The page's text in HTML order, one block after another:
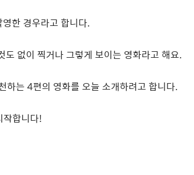
한 경우라고 합니다.
도 없이 찍거나 그렇게 보이는 영화라고 해요.
하는 4편의 영화를 오늘 소개하려고 합니다.
작합니다!